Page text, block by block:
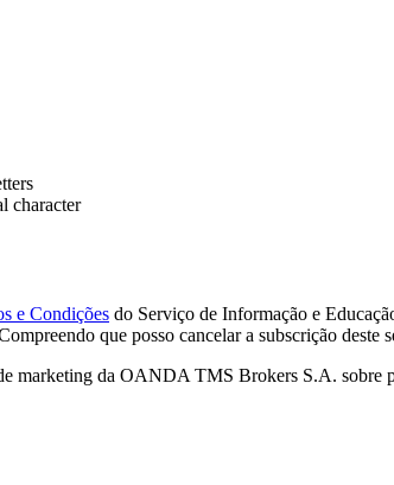
character
e Condições do Serviço de Informação e
que posso cancelar a subscrição deste
marketing da OANDA TMS Brokers S.A. sobre